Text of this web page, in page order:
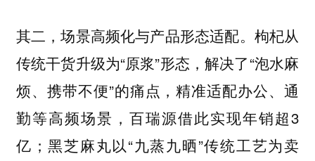
其二，场景高频化与产品形态适配。枸杞从
传统干货升级为“原浆”形态，解决了“泡水麻
烦、携带不便”的痛点，精准适配办公、通
勤等高频场景，百瑞源借此实现年销超3
亿；黑芝麻丸以“九蒸九晒”传统工艺为卖